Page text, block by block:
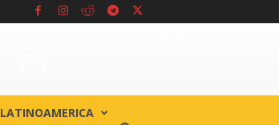
LATINOAMERICA